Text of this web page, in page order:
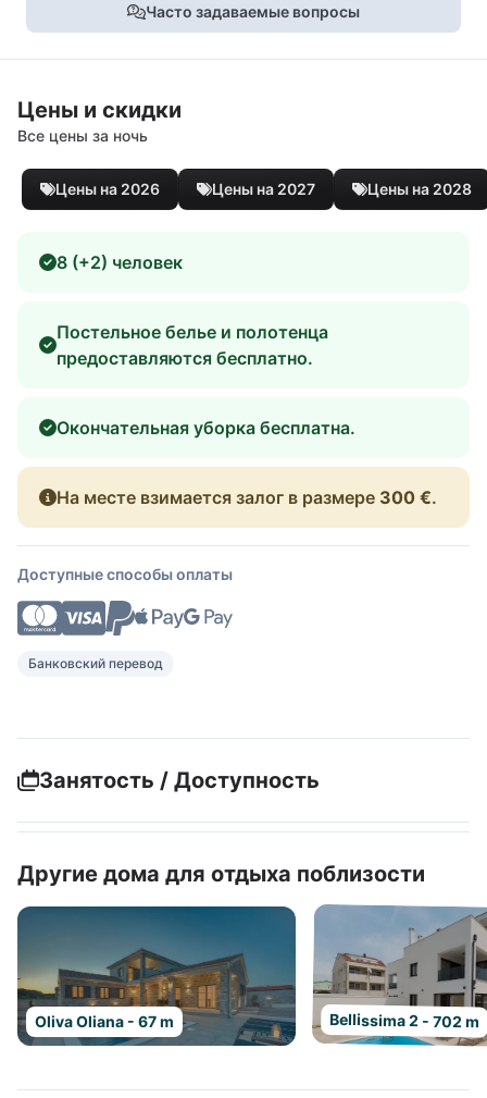
Часто задаваемые вопросы
Цены и скидки
Все цены за ночь
Цены на 2026 Цены на 2027 Цены на 2028
8 (+2) человек
Постельное белье и полотенца
предоставляются бесплатно.
Окончательная уборка бесплатна.
На месте взимается залог в размере 300 €.
Доступные способы оплаты
Банковский перевод
Занятость / Доступность
Другие дома для отдыха поблизости
Oliva Oliana - 67 m Bellissima 2 - 702 m